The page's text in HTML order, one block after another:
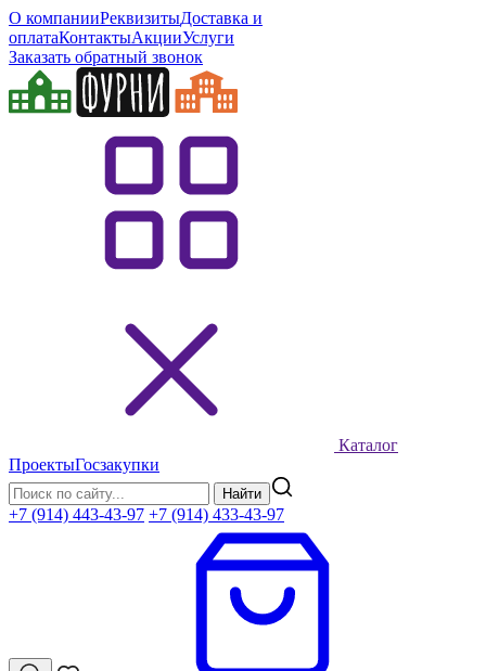
О компанииРеквизитыДоставка и
оплатаКонтактыАкцииУслуги
Заказать обратный звонок
Каталог
ПроектыГосзакупки
Найти
+7 (914) 443-43-97 +7 (914) 433-43-97